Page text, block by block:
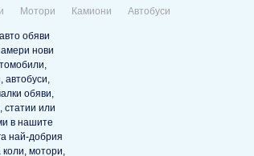
Мотори Камиони Автобуси